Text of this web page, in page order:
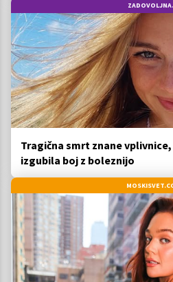
Tragična smrt znane
izgubila boj z boleznijo